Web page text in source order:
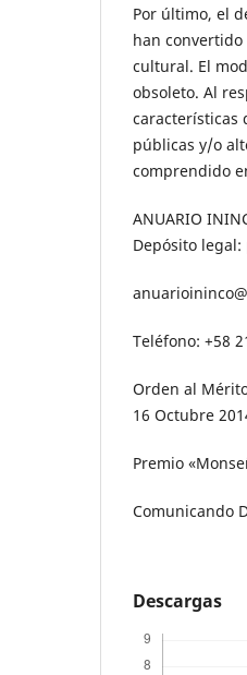
Por último, el
han
cultural. El
obsoleto. Al
características
públicas y/o
comprendido
ANUARIO
Depósito legal:
Teléfono: +58
Orden al
16 Octubre
Premio
Comunicando
Descargas